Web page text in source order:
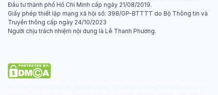
Đầu tư thành phố Hồ Chí Minh cấp ngày 21/08/2019.
Giấy phép thiết lập mạng xã hội số: 398/GP-BTTTT do Bộ Thông tin và
Truyền thông cấp ngày 24/10/2023
Người chịu trách nhiệm nội dung là Lê Thanh Phương.